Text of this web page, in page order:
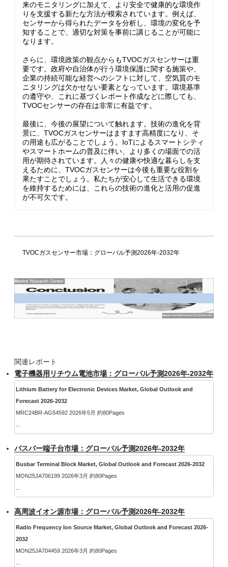
来のモニタリングに加えて、より安全で健康的な環境作
りを支援する新たな方法が模索されています。例えば、
センサーから得られたデータを分析し、環境の変化を予
知することで、適切な対策を事前に講じることが可能に
なります。
さらに、環境政策の観点からもTVOCガスセンサーは重
要です。政府や自治体が行う環境保護に関する施策や、
企業の持続可能な経営へのシフトに対して、空気質のモ
ニタリングは欠かせない要素となっています。環境基準
の遵守や、これに基づくレポート作成などに際しても、
TVOCセンサーの存在は非常に有益です。
最後に、今後の展望について触れます。技術の進化を背
景に、TVOCガスセンサーはますます高精度になり、そ
の用途も広がることでしょう。IoTによるスマートシティ
やスマートホームの普及に伴い、より多くの場面での活
用が期待されています。人々の健康や快適な暮らしを支
えるために、TVOCガスセンサーは今後も重要な役割を
果たすことでしょう。私たちが安心して生活できる環境
を維持するためには、これらの技術の進化と活用の促進
が不可欠です。
TVOCガスセンサー市場：グローバル予測2026年-2032年
関連レポート
電子機器用リチウム電池市場：グローバル予測2026年-2032年
Lithium Battery for Electronic Devices Market, Global Outlook and
Forecast 2026-2032
MRC24BR-AG54592 2026年5月 約80Pages
バスバー端子台市場：グローバル予測2026年-2032年
Busbar Terminal Block Market, Global Outlook and Forecast 2026-2032
MON25JA706199 2026年3月 約80Pages
高周波イオン源市場：グローバル予測2026年-2032年
Radio Frequency Ion Source Market, Global Outlook and Forecast 2026-
2032
MON25JA704459 2026年3月 約80Pages